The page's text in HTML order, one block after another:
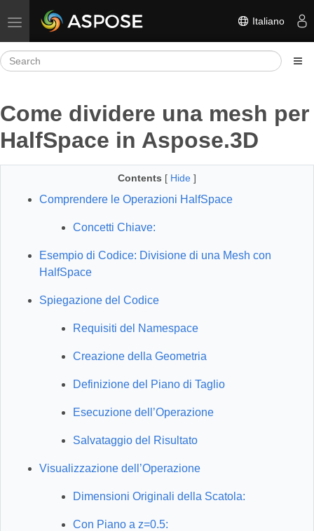
Toggle navigation Italiano
Come dividere una mesh per
HalfSpace in Aspose.3D
Contents [ Hide ]
Comprendere le Operazioni HalfSpace
Concetti Chiave:
Esempio di Codice: Divisione di una Mesh con
HalfSpace
Spiegazione del Codice
Requisiti del Namespace
Creazione della Geometria
Definizione del Piano di Taglio
Esecuzione dell’Operazione
Salvataggio del Risultato
Visualizzazione dell’Operazione
Dimensioni Originali della Scatola:
Con Piano a z=0.5: